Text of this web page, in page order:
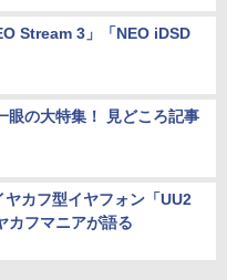
Stream 3」「NEO iDSD
眼の大特集！ 見どころ記事
ヤカフ型イヤフォン「UU2
カフマニアが語る